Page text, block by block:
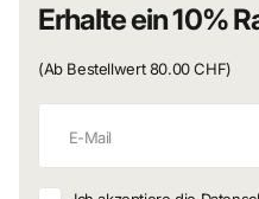
Erhalte ein 10%
(Ab Bestellwert 80.00 CHF)